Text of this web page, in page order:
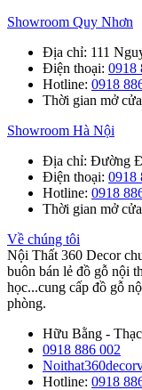
Showroom Quy Nhơn
Địa chỉ: 111
Điện thoại: 0918
Hotline: 0918
Thời gian mở cửa
Showroom Hà Nội
Địa chỉ: Đường
Điện thoại: 0918
Hotline: 0918
Thời gian mở cửa
Về chúng tôi
Nội Thất 360 Decor
buôn bán lẻ đồ gỗ nội
học...cung cấp đồ gỗ
phòng.
Hữu Bằng -
0918 886 002
Hotline: 0918